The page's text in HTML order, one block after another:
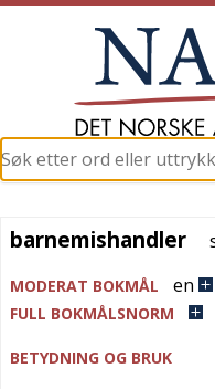
barnemishandler
MODERAT BOKMÅL en
FULL BOKMÅLSNORM
BETYDNING OG BRUK